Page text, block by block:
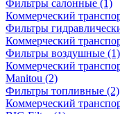
Фильтры салонные (1)
Коммерческий
Фильтры
Коммерческий
Фильтры воздушные (1)
Коммерческий
Manitou (2)
Фильтры топливные (2)
Коммерческий